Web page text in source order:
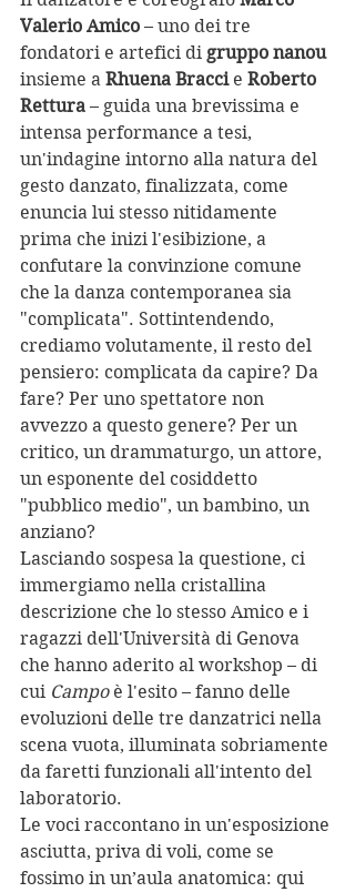
Valerio Amico – uno dei tre
fondatori e artefici di gruppo nanou
insieme a Rhuena Bracci e Roberto
Rettura – guida una brevissima e
intensa performance a tesi,
un'indagine intorno alla natura del
gesto danzato, finalizzata, come
enuncia lui stesso nitidamente
prima che inizi l'esibizione, a
confutare la convinzione comune
che la danza contemporanea sia
"complicata". Sottintendendo,
crediamo volutamente, il resto del
pensiero: complicata da capire? Da
fare? Per uno spettatore non
avvezzo a questo genere? Per un
critico, un drammaturgo, un attore,
un esponente del cosiddetto
"pubblico medio", un bambino, un
anziano?
Lasciando sospesa la questione, ci
immergiamo nella cristallina
descrizione che lo stesso Amico e i
ragazzi dell'Università di Genova
che hanno aderito al workshop – di
cui Campo è l'esito – fanno delle
evoluzioni delle tre danzatrici nella
scena vuota, illuminata sobriamente
da faretti funzionali all'intento del
laboratorio.
Le voci raccontano in un'esposizione
asciutta, priva di voli, come se
fossimo in un’aula anatomica: qui